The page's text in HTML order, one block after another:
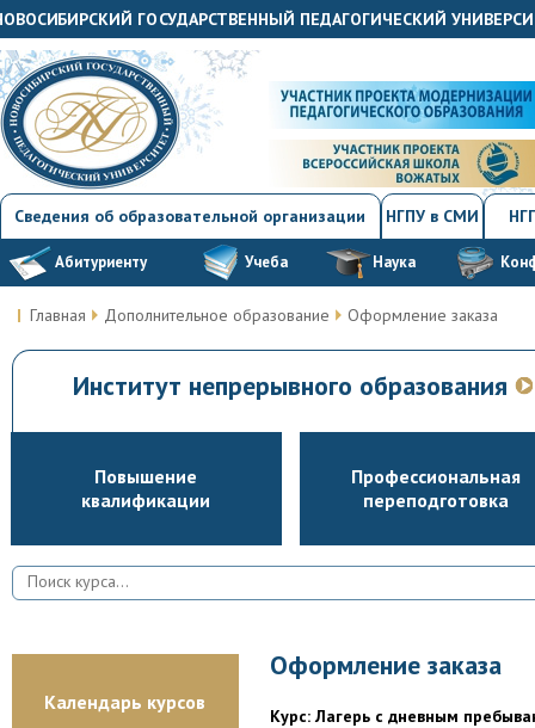
ГОСУДАРСТВЕННЫЙ ПЕДАГОГИЧЕСКИЙ
Сведения об образовательной организации НГПУ в СМИ
Абитуриенту Учеба Наука
Главная Дополнительное образование Оформление заказа
Институт непрерывного образования
Повышение
квалификации
Профессиональная
переподготовка
Календарь курсов
Оформление заказа
Курс: Лагерь с дневным